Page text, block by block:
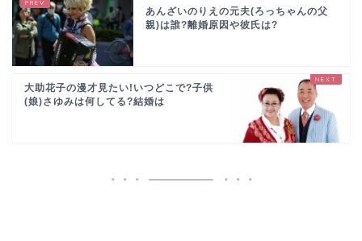
あんざいのりえの元夫(ろっちゃんの父
親)は誰?離婚原因や彼氏は?
大助花子の漫才見たい!いつどこで?子供
(娘)さゆみは何してる?結婚は